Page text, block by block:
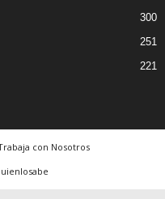
300
251
221
con Nosotros